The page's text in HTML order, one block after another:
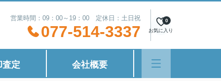
営業時間：09：00～19：00 定休日：土日祝
077-514-3337 お気に入り
0
査定 会社概要